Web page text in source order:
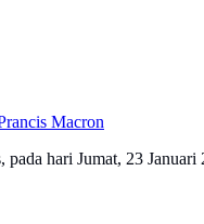
Macron
hari Jumat, 23